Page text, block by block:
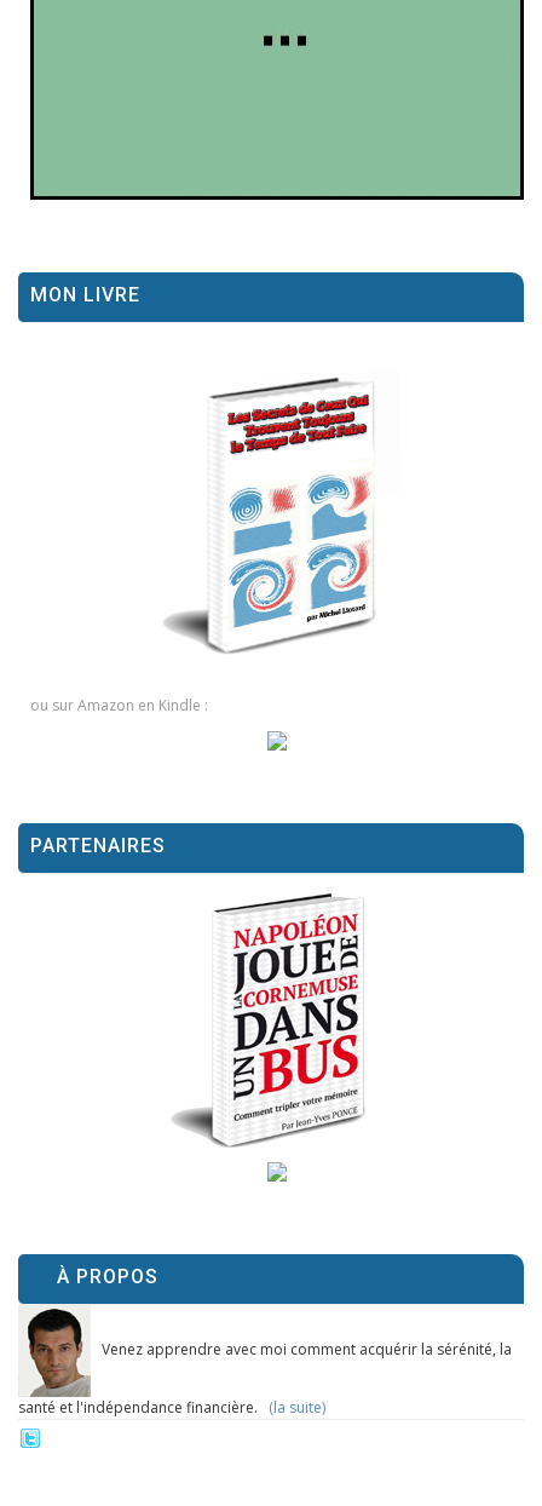
MON LIVRE
ou sur Amazon en Kindle :
PARTENAIRES
À PROPOS
Venez apprendre avec moi comment acquérir la sérénité, la
santé et l'indépendance financière. (la suite)